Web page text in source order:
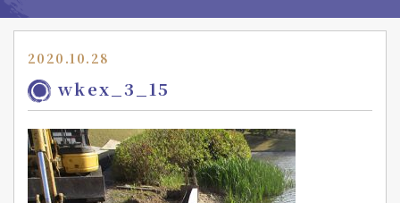
2020.10.28
wkex_3_15